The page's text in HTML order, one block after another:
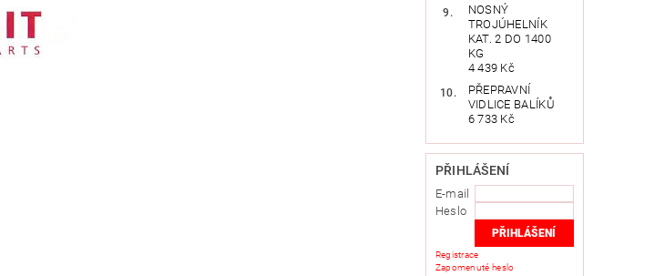
NOSNÝ
TROJÚHELNÍK
KAT. 2 DO 1400
KG
4 439 Kč
PŘEPRAVNÍ
VIDLICE BALÍKŮ
6 733 Kč
PŘIHLÁŠENÍ
E-mail
Heslo
Registrace
Zapomenuté heslo